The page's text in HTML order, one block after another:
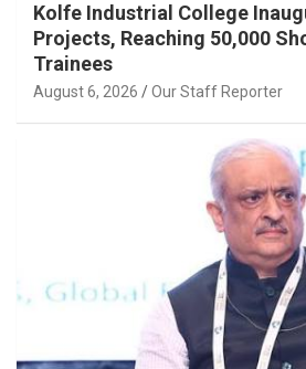
Kolfe Industrial College
Projects, Reaching 50,000
Trainees
August 6, 2026 Our Staff Reporter